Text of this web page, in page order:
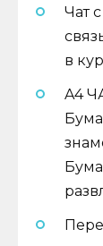
Чат
в
A4